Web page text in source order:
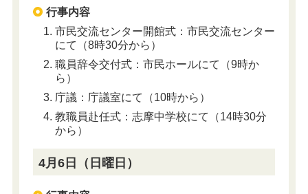
行事内容
市民交流センター開館式：市民交流センター
にて（8時30分から）
職員辞令交付式：市民ホールにて（9時か
ら）
庁議：庁議室にて（10時から）
教職員赴任式：志摩中学校にて（14時30分
から）
4月6日（日曜日）